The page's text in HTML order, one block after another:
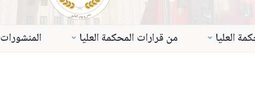
العليا من قرارات المحكمة العليا المنشورات